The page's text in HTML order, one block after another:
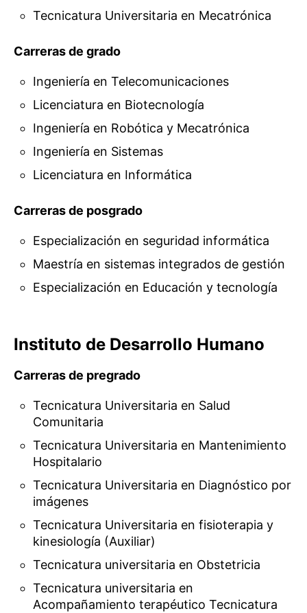
Tecnicatura Universitaria en Mecatrónica
Carreras de grado
Ingeniería en Telecomunicaciones
Licenciatura en Biotecnología
Ingeniería en Robótica y Mecatrónica
Ingeniería en Sistemas
Licenciatura en Informática
Carreras de posgrado
Especialización en seguridad informática
Maestría en sistemas integrados de gestión
Especialización en Educación y tecnología
Instituto de Desarrollo Humano
Carreras de pregrado
Tecnicatura Universitaria en Salud
Comunitaria
Tecnicatura Universitaria en Mantenimiento
Hospitalario
Tecnicatura Universitaria en Diagnóstico por
imágenes
Tecnicatura Universitaria en fisioterapia y
kinesiología (Auxiliar)
Tecnicatura universitaria en Obstetricia
Tecnicatura universitaria en
Acompañamiento terapéutico Tecnicatura